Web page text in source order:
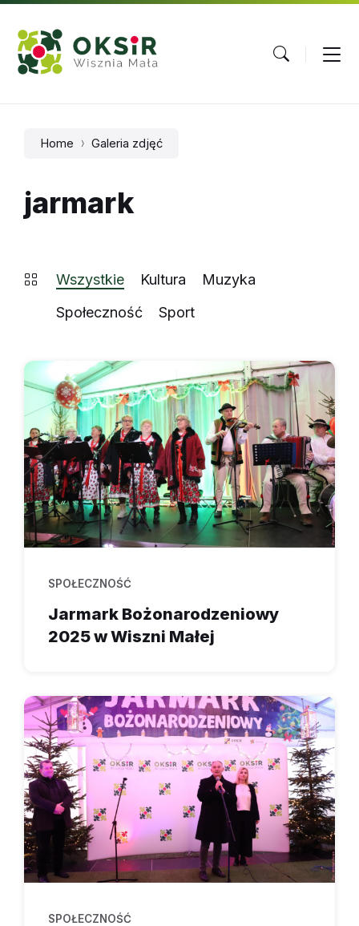
Skip
content
Skip
main
navigation
Skip
footer
Home Galeria zdjęć
jarmark
Wszystkie Kultura
Muzyka
Społeczność
Sport
SPOŁECZNOŚĆ
Jarmark Bożonarodzeniowy
2025 w Wiszni Małej
SPOŁECZNOŚĆ